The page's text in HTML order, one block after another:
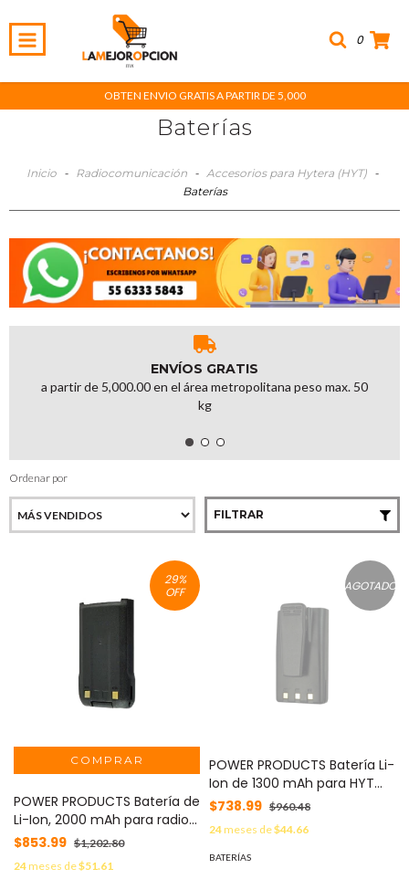
0
OBTEN ENVIO GRATIS A PARTIR DE 5,000
Baterías
Inicio - Radiocomunicación - Accesorios para Hytera (HYT)
-
Baterías
ENVÍOS GRATIS
a partir de 5,000.00 en el área metropolitana peso max. 50
kg
Ordenar por
FILTRAR
29%
OFF
POWER PRODUCTS Batería de
Li-Ion, 2000 mAh para radios
HYT TC-508/ 518/ 580 MOD:
PP-BL-2003L
$853.99 $1,202.80
24meses de$51.61
AGOTADO
POWER PRODUCTS Batería Li-
Ion de 1300 mAh para HYT
TC500 / TC-500U / TC-500V
MOD: PPBH1301L
$738.99 $960.48
24meses de$44.66
BATERÍAS